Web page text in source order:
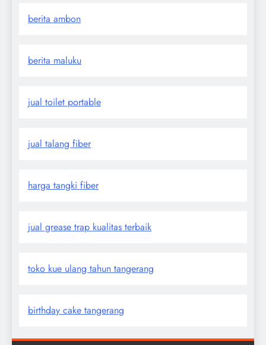
berita ambon
berita maluku
jual toilet portable
jual talang fiber
harga tangki fiber
jual grease trap kualitas terbaik
toko kue ulang tahun tangerang
birthday cake tangerang